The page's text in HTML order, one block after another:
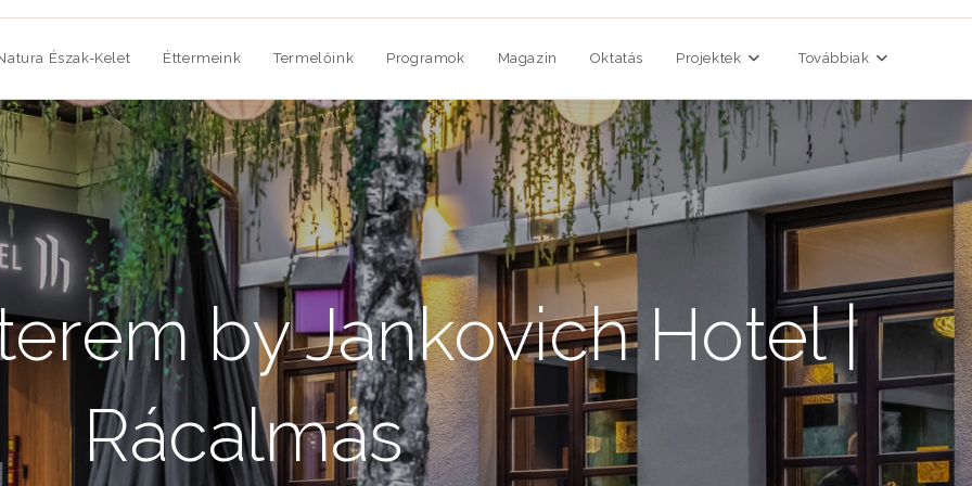
Észak-Kelet Éttermeink Termelőink Programok Magazin Oktatás Projektek Továbbiak
by Jankovich Hotel |
Rácalmás